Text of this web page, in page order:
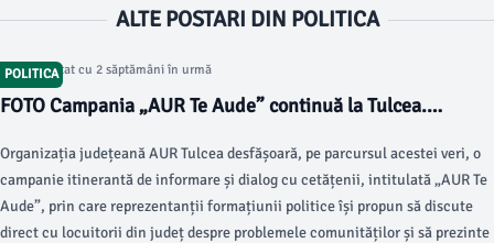
ALTE POSTARI DIN POLITICA
POLITICA
Articol postat cu 2 săptămâni în urmă
FOTO Campania „AUR Te Aude” continuă la Tulcea.
localități din județ pentru a afla opiniile și greutățile
oamenilor
Organizația județeană AUR Tulcea desfășoară, pe parcursul acestei veri, o
campanie itinerantă de informare și dialog cu cetățenii, intitulată „AUR Te
Aude”, prin care reprezentanții formațiunii politice își propun să discute
direct cu locuitorii din județ despre problemele comunităților și să prezinte